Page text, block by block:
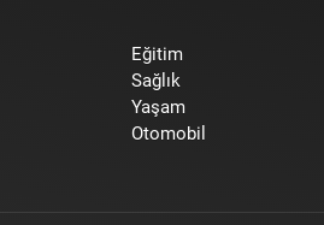
Eğitim
Sağlık
Yaşam
Otomobil